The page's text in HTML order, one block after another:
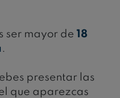
ser mayor de 18
.
presentar las
que aparezcas